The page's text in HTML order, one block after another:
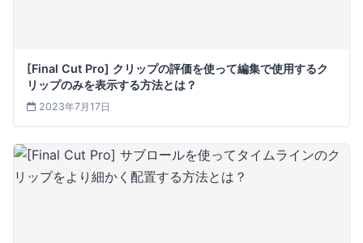
[Final Cut Pro] クリップの評価を使って編集で使用するク
リップのみを表示する方法とは？
2023年7月17日